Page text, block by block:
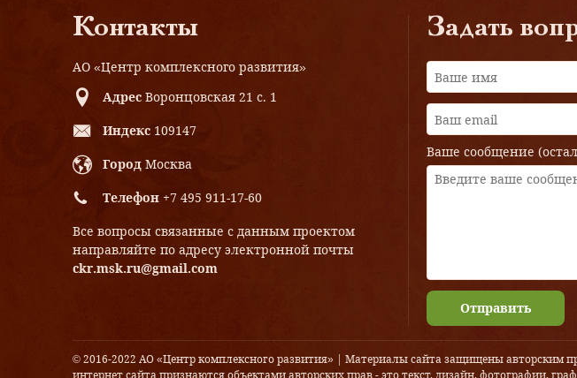
Контакты
АО «Центр комплексного развития»
Адрес Воронцовская 21 с. 1
Индекс 109147
Город Москва
Телефон +7 495 911-17-60
Все вопросы связанные с данным проектом
направляйте по адресу электронной почты
ckr.msk.ru@gmail.com
Задать
Ваше сообщение
Отправить
© 2016-2022 АО «Центр комплексного развития» | Материалы сайта защищены авторским